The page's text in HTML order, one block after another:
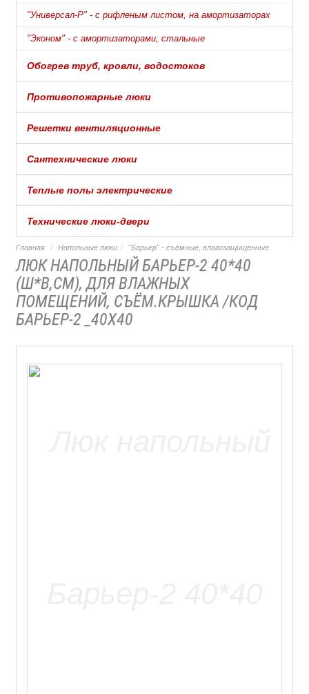
"Универсал-Р" - с рифленым листом, на амортизаторах
"Эконом" - с амортизаторами, стальные
Обогрев труб, кровли, водостоков
Противопожарные люки
Решетки вентиляционные
Сантехнические люки
Теплые полы электрические
Технические люки-двери
Главная Напольные люки "Барьер" - съёмные, влагозащищенные
ЛЮК НАПОЛЬНЫЙ БАРЬЕР-2 40*40
(Ш*В,СМ), ДЛЯ ВЛАЖНЫХ
ПОМЕЩЕНИЙ, СЪЁМ.КРЫШКА /КОД
БАРЬЕР-2 _40Х40